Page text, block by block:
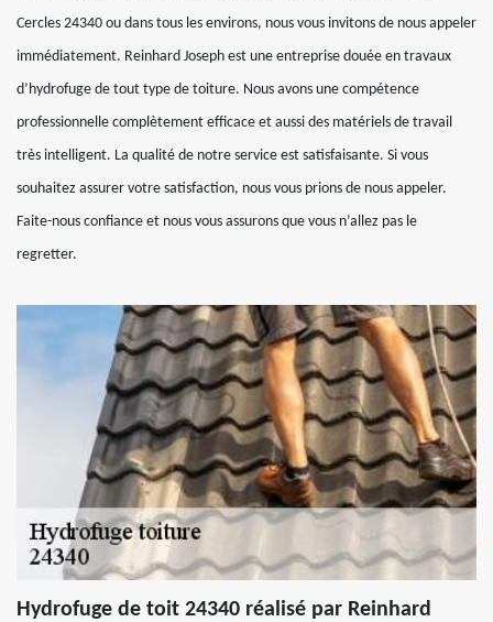
Cercles 24340 ou dans tous les environs, nous vous invitons de nous appeler
immédiatement. Reinhard Joseph est une entreprise douée en travaux
d’hydrofuge de tout type de toiture. Nous avons une compétence
professionnelle complètement efficace et aussi des matériels de travail
très intelligent. La qualité de notre service est satisfaisante. Si vous
souhaitez assurer votre satisfaction, nous vous prions de nous appeler.
Faite-nous confiance et nous vous assurons que vous n’allez pas le
regretter.
Hydrofuge de toit 24340 réalisé par Reinhard